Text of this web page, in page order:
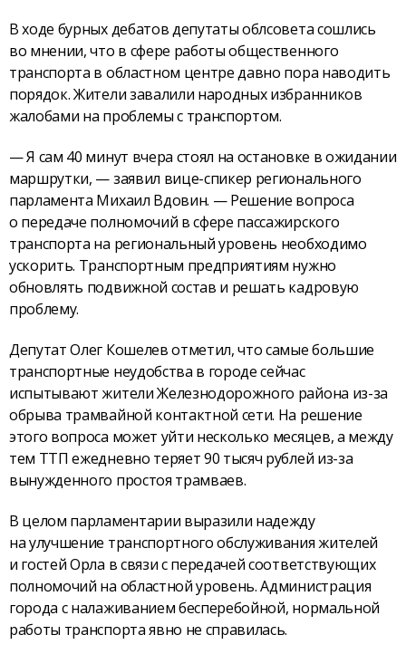
В ходе бурных дебатов депутаты облсовета сошлись
во мнении, что в сфере работы общественного
транспорта в областном центре давно пора наводить
порядок. Жители завалили народных избранников
жалобами на проблемы с транспортом.
— Я сам 40 минут вчера стоял на остановке в ожидании
маршрутки, — заявил вице-спикер регионального
парламента Михаил Вдовин. — Решение вопроса
о передаче полномочий в сфере пассажирского
транспорта на региональный уровень необходимо
ускорить. Транспортным предприятиям нужно
обновлять подвижной состав и решать кадровую
проблему.
Депутат Олег Кошелев отметил, что самые большие
транспортные неудобства в городе сейчас
испытывают жители Железнодорожного района из-за
обрыва трамвайной контактной сети. На решение
этого вопроса может уйти несколько месяцев, а между
тем ТТП ежедневно теряет 90 тысяч рублей из-за
вынужденного простоя трамваев.
В целом парламентарии выразили надежду
на улучшение транспортного обслуживания жителей
и гостей Орла в связи с передачей соответствующих
полномочий на областной уровень. Администрация
города с налаживанием бесперебойной, нормальной
работы транспорта явно не справилась.